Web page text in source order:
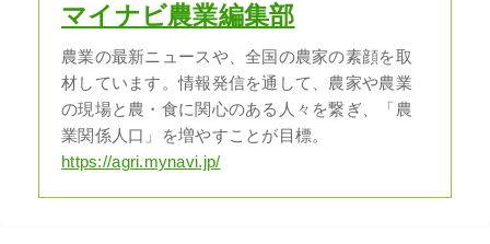
マイナビ農業編集部
農業の最新ニュースや、全国の農家の素顔を取
材しています。情報発信を通して、農家や農業
の現場と農・食に関心のある人々を繋ぎ、「農
業関係人口」を増やすことが目標。
https://agri.mynavi.jp/